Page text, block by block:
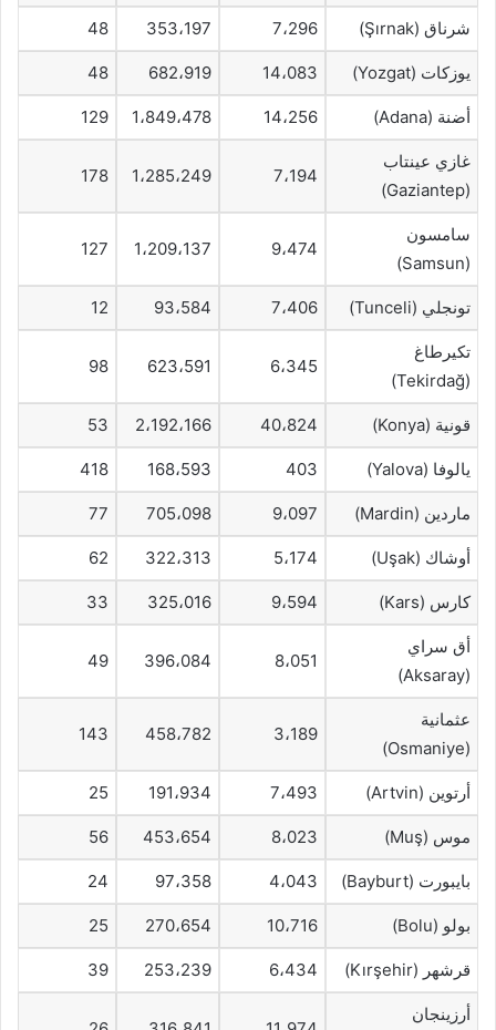
شرناق (Şırnak) 7،296 353،197 48
يوزكات (Yozgat) 14،083 682،919 48
أضنة (Adana) 14،256 1،849،478 129
غازي عينتاب
(Gaziantep)
7،194 1،285،249 178
سامسون
(Samsun)
9،474 1،209،137 127
تونجلي (Tunceli) 7،406 93،584 12
تكيرطاغ
(Tekirdağ)
6،345 623،591 98
قونية (Konya) 40،824 2،192،166 53
يالوفا (Yalova) 403 168،593 418
ماردين (Mardin) 9،097 705،098 77
أوشاك (Uşak) 5،174 322،313 62
كارس (Kars) 9،594 325،016 33
أق سراي
(Aksaray)
8،051 396،084 49
عثمانية
(Osmaniye)
3،189 458،782 143
أرتوين (Artvin) 7،493 191،934 25
موس (Muş) 8،023 453،654 56
بايبورت (Bayburt) 4،043 97،358 24
بولو (Bolu) 10،716 270،654 25
قرشهر (Kırşehir) 6،434 253،239 39
أرزينجان